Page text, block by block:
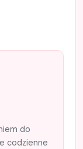
do
codzienne